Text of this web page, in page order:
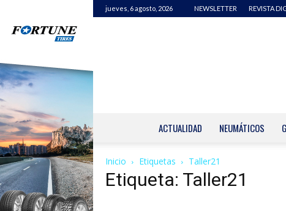
jueves, 6 agosto, 2026 NEWSLETTER REVISTA
ACTUALIDAD NEUMÁTICOS
Inicio Etiquetas Taller21
Etiqueta: Taller21